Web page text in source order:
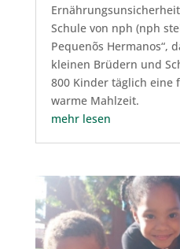
Schule von nph (nph
Pequenõs Hermanos“,
kleinen Brüdern und
800 Kinder täglich eine
warme Mahlzeit.
mehr lesen